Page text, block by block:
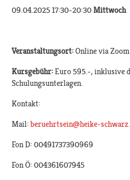
09.04.2025 17:30-20:30Mittwoch
Veranstaltungsort:Online via Zoom
Kursgebühr:Euro 595.-, inklusive
Schulungsunterlagen.
Kontakt:
Mail:beruehrtsein@heike-
Fon D: 00491737390969
Fon Ö: 004361607945